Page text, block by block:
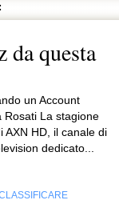
da questa
un Account
Rosati La stagione
AXN HD, il canale di
dedicato...